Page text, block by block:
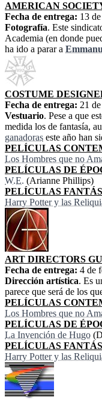
AMERICAN
Fecha de entrega: 13
Fotografía. Este
Academia (en donde
ha ido a parar a
COSTUME
Fecha de entrega: 21
Vestuario. Pese a que
medida los de fantasía,
ganadoras este año han
PELÍCULAS
Los Hombres que no
PELÍCULAS DE
W.E. (Arianne Phillips)
PELÍCULAS
Harry Potter y las
ART DIRECTORS
Fecha de entrega: 4 de
Dirección artística. Es
parece que será de los
PELÍCULAS
Los Hombres que no
PELÍCULAS DE
La Invención de Hugo
PELÍCULAS
Harry Potter y las